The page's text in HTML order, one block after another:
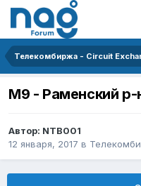
Телекомбиржа - Circuit
М9 - Раменский р-
Автор: NTB001
12 января, 2017 в